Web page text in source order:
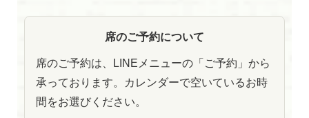
席のご予約について
席のご予約は、LINEメニューの「ご予約」から
承っております。カレンダーで空いているお時
間をお選びください。